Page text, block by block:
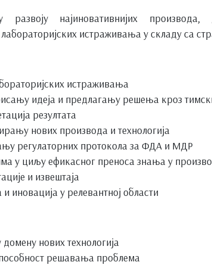
најиновативнијих
истраживања у складу са
истраживања
идеја и предлагању решења кроз
резултата
нових производа и технологија
регулаторних протокола за ФДА и МДР
у циљу ефикасног преноса знања у
и извештаја
иновација у релевантној области
нових технологија
решавања проблема